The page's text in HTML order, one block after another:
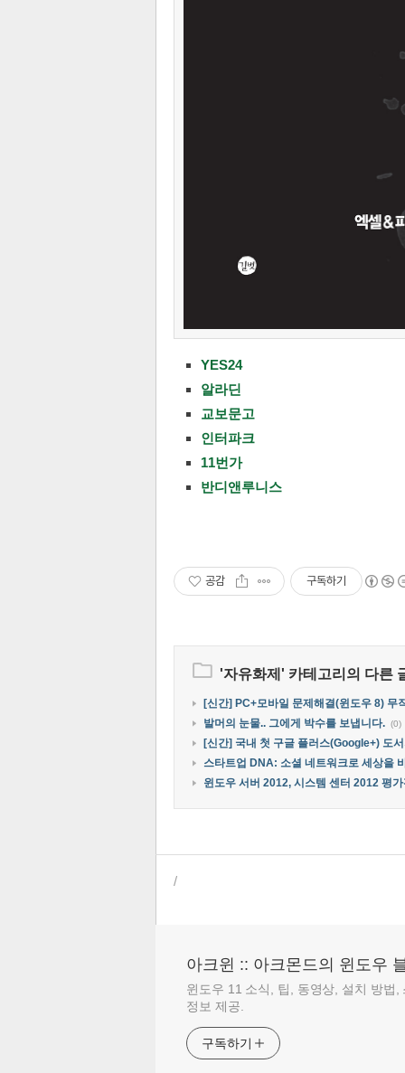
YES24
알라딘
교보문고
인터파크
11번가
반디앤루니스
공감 구독하기
'자유화제 ' 카테고리의 다른
[신간] PC+모바일 문제해결(윈도우 8) 무
발머의 눈물.. 그에게 박수를 보냅니다. (0)
[신간] 국내 첫 구글 플러스(Google+) 도
스타트업 DNA: 소셜 네트워크로 세상을
윈도우 서버 2012, 시스템 센터 2012 평
/
아크윈 :: 아크몬드의 윈도우
윈도우 11 소식, 팁, 동영상, 설치 방법
정보 제공.
구독하기